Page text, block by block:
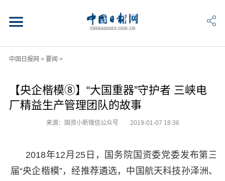
中国日报网 > 要闻 >
【央企楷模⑧】“大国重器”守护者 三峡电
厂精益生产管理团队的故事
来源：国资小新微信公众号 2019-01-07 18:36
2018年12月25日，国务院国资委党委发布第三
届“央企楷模”，经推荐遴选，中国航天科技孙泽洲、